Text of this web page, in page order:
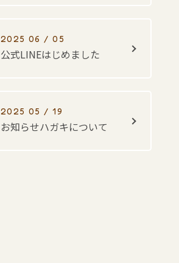
2025 06 / 05
公式LINEはじめました
2025 05 / 19
お知らせハガキについて